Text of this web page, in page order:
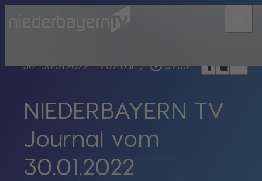
So., 30.01.2022, 19:02 Uhr / play_circle_outline 59:56 headphones chrome_reader_mode
NIEDERBAYERN TV
Journal vom
30.01.2022